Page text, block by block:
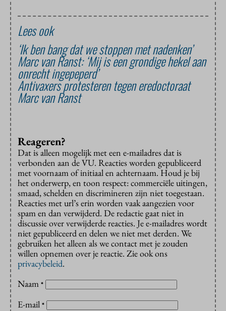
Lees ook
‘Ik ben bang dat we stoppen met nadenken’
Marc van Ranst: ‘Mij is een grondige hekel aan
onrecht ingepeperd’
Antivaxers protesteren tegen eredoctoraat
Marc van Ranst
Reageren?
Dat is alleen mogelijk met een e-mailadres dat is
verbonden aan de VU. Reacties worden gepubliceerd
met voornaam of initiaal en achternaam. Houd je bij
het onderwerp, en toon respect: commerciële uitingen,
smaad, schelden en discrimineren zijn niet toegestaan.
Reacties met url’s erin worden vaak aangezien voor
spam en dan verwijderd. De redactie gaat niet in
discussie over verwijderde reacties. Je e-mailadres wordt
niet gepubliceerd en delen we niet met derden. We
gebruiken het alleen als we contact met je zouden
willen opnemen over je reactie. Zie ook ons
privacybeleid.
Naam *
E-mail *